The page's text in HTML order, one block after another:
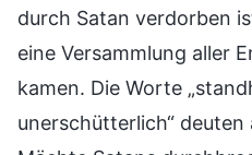
durch Satan verdorben
eine Versammlung aller
kamen. Die Worte
unerschütterlich“ deuten